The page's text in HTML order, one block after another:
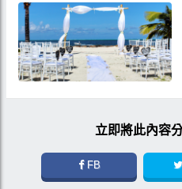
立即將此內容
FB